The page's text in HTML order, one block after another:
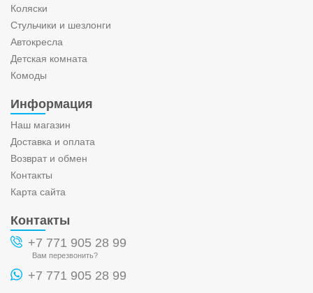
Коляски
Стульчики и шезлонги
Автокресла
Детская комната
Комоды
Информация
Наш магазин
Доставка и оплата
Возврат и обмен
Контакты
Карта сайта
Контакты
+7 771 905 28 99
Вам перезвонить?
+7 771 905 28 99